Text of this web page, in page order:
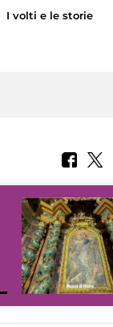
I volti e le storie